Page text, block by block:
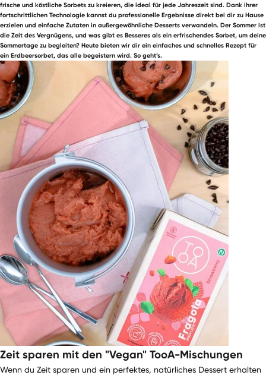
frische und köstliche Sorbets zu kreieren, die ideal für jede Jahreszeit sind. Dank ihrer
fortschrittlichen Technologie kannst du professionelle Ergebnisse direkt bei dir zu Hause
erzielen und einfache Zutaten in außergewöhnliche Desserts verwandeln. Der Sommer ist
die Zeit des Vergnügens, und was gibt es Besseres als ein erfrischendes Sorbet, um deine
Sommertage zu begleiten? Heute bieten wir dir ein einfaches und schnelles Rezept für
ein Erdbeersorbet, das alle begeistern wird. So geht’s.
Zeit sparen mit den "Vegan" TooA-Mischungen
Wenn du Zeit sparen und ein perfektes, natürliches Dessert erhalten